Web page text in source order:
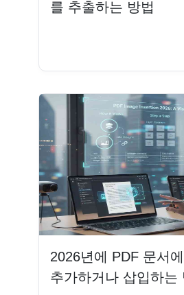
를 추출하는 방법
2026년에 PDF 문서
추가하거나 삽입하는